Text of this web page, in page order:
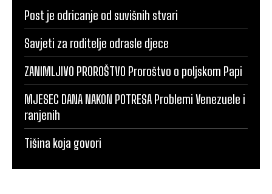
Post je odricanje od suvišnih stvari
Savjeti za roditelje odrasle djece
ZANIMLJIVO PROROŠTVO Proroštvo o poljskom Papi
MJESEC DANA NAKON POTRESA Problemi Venezuele i
ranjenih
Tišina koja govori